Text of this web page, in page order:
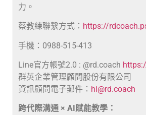
力。
蔡教練聯繫方式： https://
手機：0988-515-413
Line官方帳號2.0 : @rd.coach
群英企業管理顧問股份有限公司
資訊顧問電子郵件： hi@rd.coach
跨代際溝通 × AI賦能教學：